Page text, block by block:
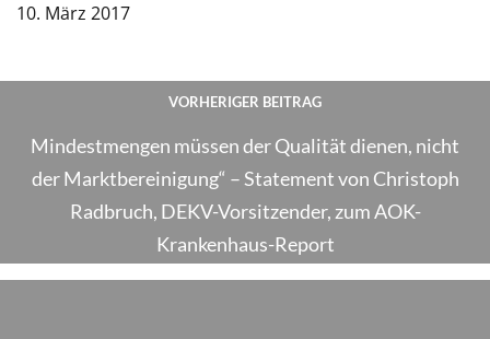
10. März 2017
VORHERIGER BEITRAG
Mindestmengen müssen der Qualität dienen, nicht
der Marktbereinigung“ – Statement von Christoph
Radbruch, DEKV-Vorsitzender, zum AOK-
Krankenhaus-Report